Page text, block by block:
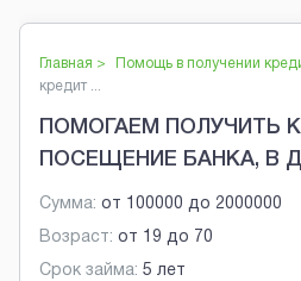
Главная > Помощь в получении
кредит ...
ПОМОГАЕМ ПОЛУЧИТЬ
ПОСЕЩЕНИЕ БАНКА, В
Сумма: от 100000 до 2000000
Возраст: от 19 до 70
Срок займа: 5 лет